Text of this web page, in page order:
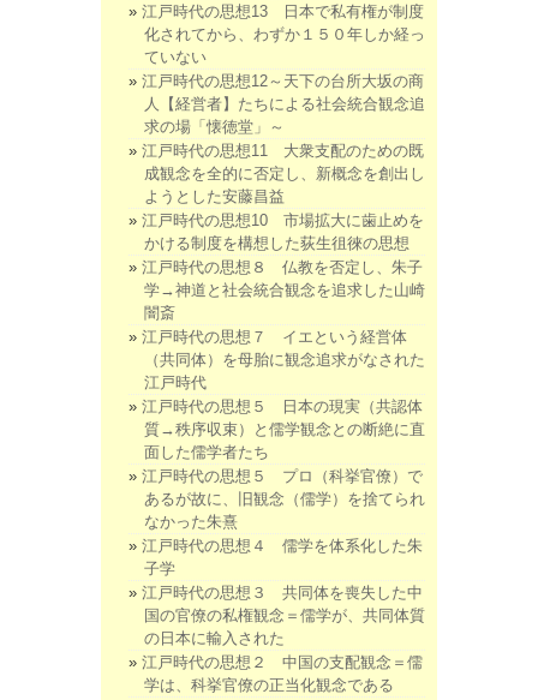
江戸時代の思想13 日本で私有権が制度
化されてから、わずか１５０年しか経っ
ていない
江戸時代の思想12～天下の台所大坂の商
人【経営者】たちによる社会統合観念追
求の場「懐徳堂」～
江戸時代の思想11 大衆支配のための既
成観念を全的に否定し、新概念を創出し
ようとした安藤昌益
江戸時代の思想10 市場拡大に歯止めを
かける制度を構想した荻生徂徠の思想
江戸時代の思想８ 仏教を否定し、朱子
学→神道と社会統合観念を追求した山崎
闇斎
江戸時代の思想７ イエという経営体
（共同体）を母胎に観念追求がなされた
江戸時代
江戸時代の思想５ 日本の現実（共認体
質→秩序収束）と儒学観念との断絶に直
面した儒学者たち
江戸時代の思想５ プロ（科挙官僚）で
あるが故に、旧観念（儒学）を捨てられ
なかった朱熹
江戸時代の思想４ 儒学を体系化した朱
子学
江戸時代の思想３ 共同体を喪失した中
国の官僚の私権観念＝儒学が、共同体質
の日本に輸入された
江戸時代の思想２ 中国の支配観念＝儒
学は、科挙官僚の正当化観念である